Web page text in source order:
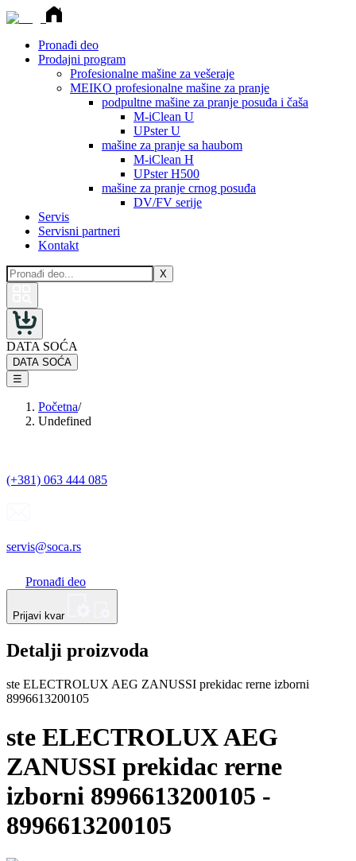
Pronađi deo
Prodajni program
Profesionalne mašine za vešeraje
MEIKO profesionalne mašine za pranje
podpultne mašine za pranje posuđa i čaša
M-iClean U
UPster U
mašine za pranje sa haubom
M-iClean H
UPster H500
mašine za pranje crnog posuđa
DV/FV serije
Servis
Servisni partneri
Kontakt
X
DATA SOĆA
DATA SOĆA
☰
Početna/
Undefined
(+381) 063 444 085
servis@soca.rs
Pronađi deo
Prijavi kvar
Detalji proizvoda
ste ELECTROLUX AEG ZANUSSI prekidac rerne izborni
8996613200105
ste ELECTROLUX AEG
ZANUSSI prekidac rerne
izborni 8996613200105 -
8996613200105